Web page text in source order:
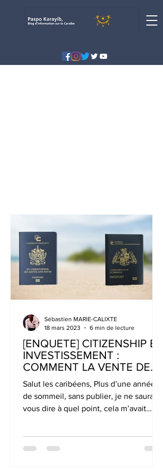
[ENQUETE] CITIZENSHIP BY
INVESTISSEMENT :
COMMENT LA VENTE DE
PASSEPORT EST ELLE UN
OUTIL AU DEVELO
Salut les caribéens, Plus d’une année
de sommeil, sans publier, je ne saurais
vous dire à quel point, cela m’avait
Sébastien MARIE-CALIXTE
18 mars 2023
6 min de lecture